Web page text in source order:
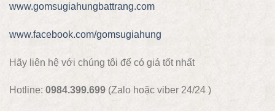
www.gomsugiahungbattrang.com
www.facebook.com/gomsugiahung
Hãy liên hệ với chúng tôi để có giá tốt nhất
Hotline: 0984.399.699 (Zalo hoặc viber 24/24 )